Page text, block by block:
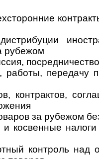
рубежом
работы, передачу
контрактов,
за рубежом
косвенные
контроль над